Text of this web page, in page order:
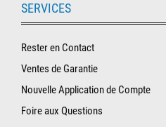
SERVICES
Rester en Contact
Ventes de Garantie
Nouvelle Application de Compte
Foire aux Questions